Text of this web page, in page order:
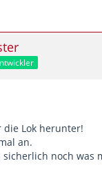
die Lok herunter!
an.
noch was